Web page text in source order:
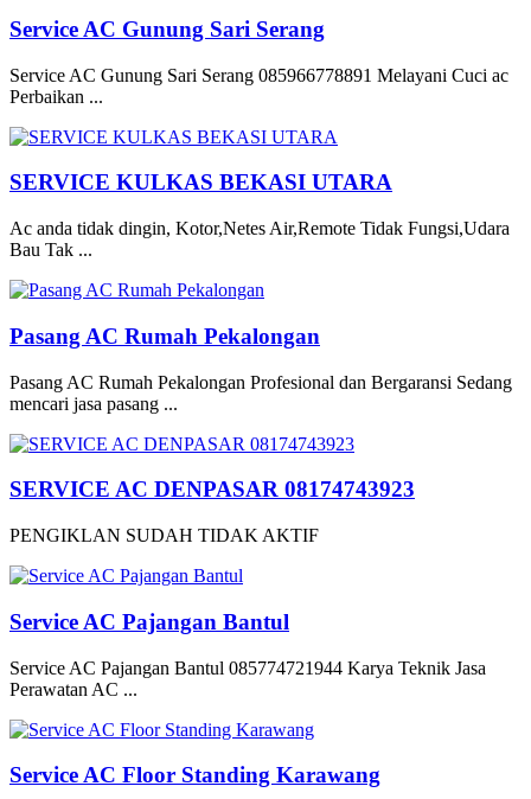
Service AC Gunung Sari Serang
Service AC Gunung Sari Serang 085966778891 Melayani Cuci ac
Perbaikan ...
SERVICE KULKAS BEKASI UTARA
Ac anda tidak dingin, Kotor,Netes Air,Remote Tidak Fungsi,Udara
Bau Tak ...
Pasang AC Rumah Pekalongan
Pasang AC Rumah Pekalongan Profesional dan Bergaransi Sedang
mencari jasa pasang ...
SERVICE AC DENPASAR 08174743923
PENGIKLAN SUDAH TIDAK AKTIF
Service AC Pajangan Bantul
Service AC Pajangan Bantul 085774721944 Karya Teknik Jasa
Perawatan AC ...
Service AC Floor Standing Karawang